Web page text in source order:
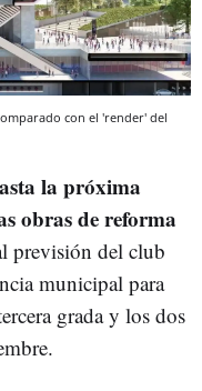
con el 'render' del
la próxima
obras de reforma
previsión del club
municipal para
grada y los dos